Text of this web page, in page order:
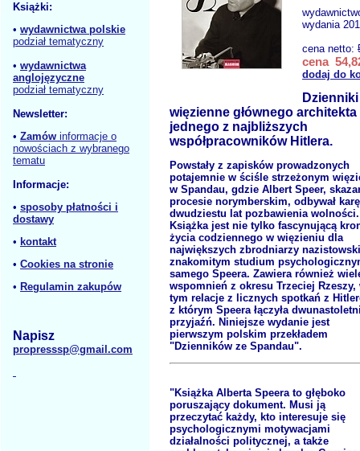
Książki:
• wydawnictwa polskie
podział tematyczny
• wydawnictwa
anglojęzyczne
podział tematyczny
Newsletter:
• Zamów informacje o
nowościach z wybranego
tematu
Informacje:
• sposoby płatności i
dostawy
• kontakt
• Cookies na stronie
• Regulamin zakupów
Napisz
propresssp@gmail.com
wydania
cena netto:
cena
dodaj do
Dzienniki
więzienne głównego architekta
jednego z najbliższych
współpracowników Hitlera.
Powstały z zapisków prowadzonych
potajemnie w ściśle strzeżonym
w Spandau, gdzie Albert Speer,
procesie norymberskim, odbywał karę
dwudziestu lat pozbawienia wolności.
Książka jest nie tylko fascynującą
życia codziennego w więzieniu dla
największych zbrodniarzy
znakomitym studium
samego Speera. Zawiera również
wspomnień z okresu Trzeciej Rzeszy,
tym relacje z licznych spotkań z
z którym Speera łączyła
przyjaźń. Niniejsze wydanie jest
pierwszym polskim przekładem
"Dzienników ze Spandau".
"Książka Alberta Speera to głęboko
poruszający dokument. Musi ją
przeczytać każdy, kto interesuje się
psychologicznymi motywacjami
działalności politycznej, a także